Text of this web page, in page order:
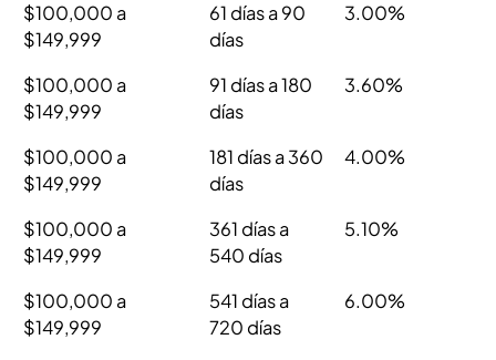
$100,000 a
$149,999
61 días a 90
días
3.00%
$100,000 a
$149,999
91 días a 180
días
3.60%
$100,000 a
$149,999
181 días a 360
días
4.00%
$100,000 a
$149,999
361 días a
540 días
5.10%
$100,000 a
$149,999
541 días a
720 días
6.00%